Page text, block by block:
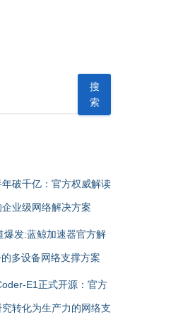
搜
索
年破千亿：官方权威解读
业级网络解决方案
爆发:蓝鲸加速器官方解
多设备网络支撑方案
E1正式开源：官方
转化为生产力的网络支